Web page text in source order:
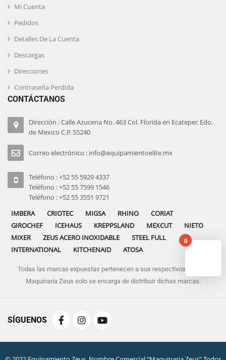
Mi Cuenta
Pedidos
Detalles De La Cuenta
Descargas
Direcciones
Contraseña Perdida
CONTÁCTANOS
Dirección : Calle Azucena No. 463 Col. Florida en Ecatepec Edo.
de Mexico C.P. 55240
Correo electrónico : info@equipamientoelite.mx
Teléfono : +52 55 5929 4337
Teléfono : +52 55 7599 1546
Teléfono : +52 55 3551 9721
IMBERA
CRIOTEC MIGSA RHINO
CORIAT
GIROCHEF
ICEHAUS KREPPSLAND MEXCUT
NIETO
MIXER
ZEUS ACERO INOXIDABLE
STEEL FULL
INTERNATIONAL
KITCHENAID ATOSA
Todas las marcas expuestas pertenecen a sus respectivos dueños
Maquinaria Zeus solo se encarga de distribuir dichas marcas.
SÍGUENOS
0